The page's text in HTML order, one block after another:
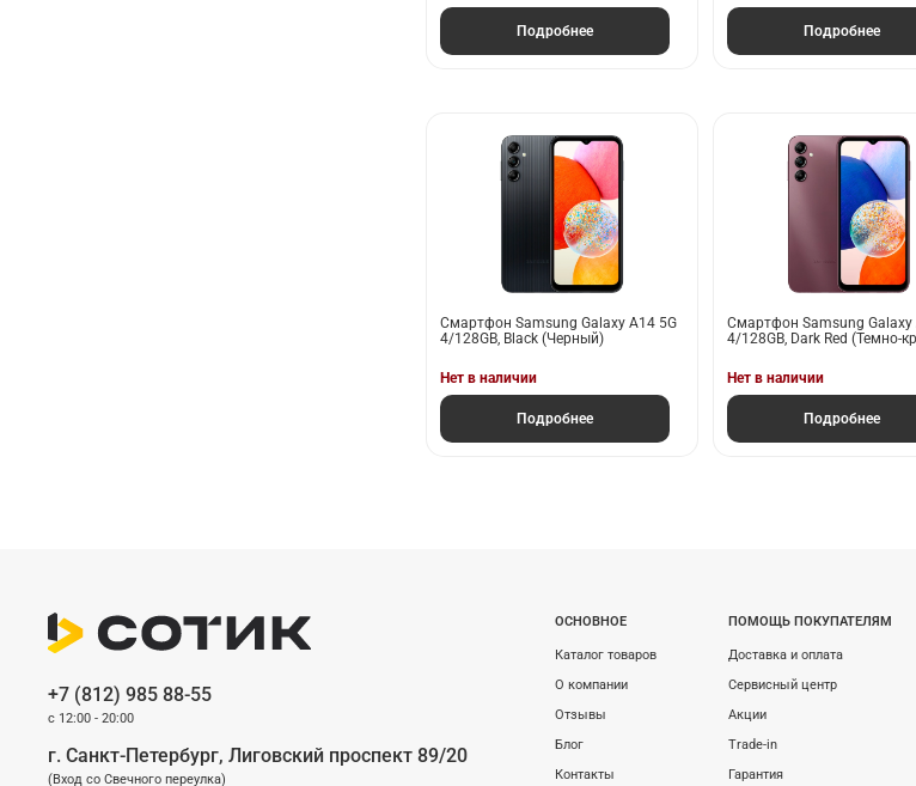
Подробнее Подробнее
Смартфон Samsung Galaxy A14 5G
4/128GB, Black (Черный)
Нет в наличии
Подробнее
Смартфон Samsung Galaxy
4/128GB, Dark Red (Темно-
Нет в наличии
Подробнее
ОСНОВНОЕ
Каталог товаров
О компании
Отзывы
Блог
Контакты
ПОМОЩЬ ПОКУПАТЕЛЯМ
Доставка и оплата
Сервисный центр
Акции
Trade-in
Гарантия
+7 (812) 985 88-55
c 12:00 - 20:00
г. Санкт-Петербург, Лиговский проспект 89/20
(Вход со Cвечного переулка)